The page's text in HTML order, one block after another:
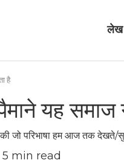
लेख
है
पैमाने यह
जो परिभाषा हम आज तक देखते/
5 min read